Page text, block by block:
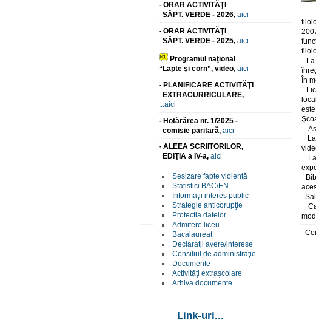
- ORAR ACTIVITĂŢI
SĂPT. VERDE - 2026, aici
- ORAR ACTIVITĂŢI
SĂPT. VERDE - 2025, aici
Programul naţional
“Lapte şi corn”, video, aici
- PLANIFICARE ACTIVITĂŢI
EXTRACURRICULARE,
...aici
- Hotărârea nr. 1/2025 -
comisie paritară, aici
- ALEEA SCRIITORILOR,
EDIŢIA a IV-a, aici
Sesizare fapte violenţă
Statistici BAC/EN
Informaţii interes public
Strategie anticorupţie
Protectia datelor
Admitere liceu
Bacalaureat
Declaraţii avere/interese
Consiliul de administraţie
Documente
Activităţi extraşcolare
Arhiva documente
Link-uri...
La
În